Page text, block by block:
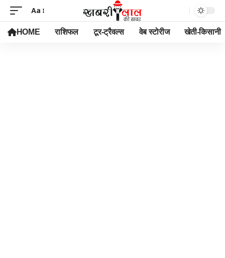
Aa
HOME राशिफल टूर-ट्रैवल्स वेब स्टोरीज खेती-किसानी